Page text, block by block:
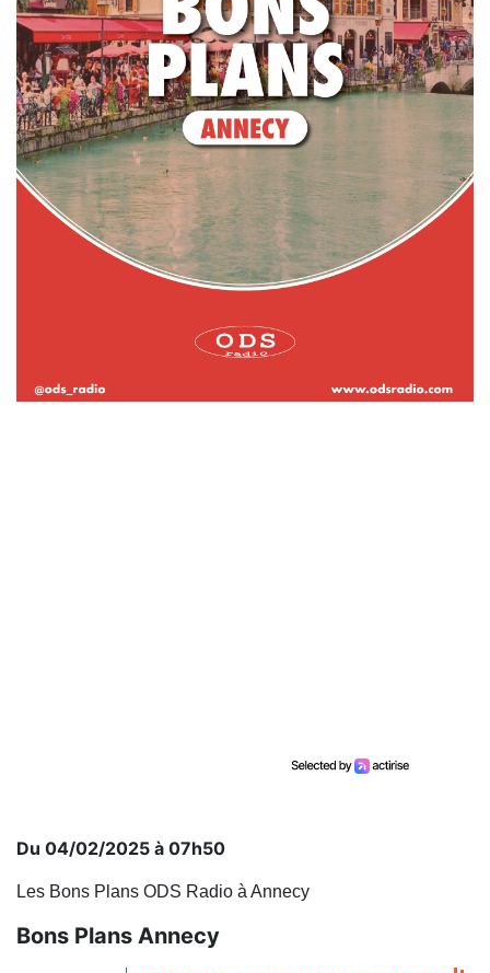
Du 04/02/2025 à 07h50
Les Bons Plans ODS Radio à Annecy
Bons Plans Annecy